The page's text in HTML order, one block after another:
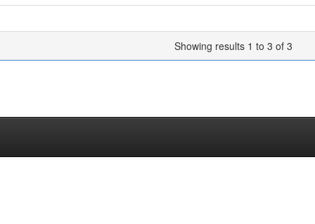
Showing results 1 to 3 of 3